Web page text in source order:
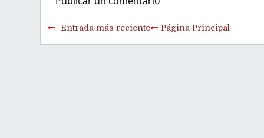
Entrada más reciente Página Principal